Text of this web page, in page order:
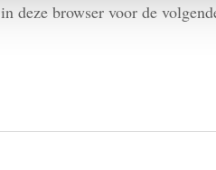
deze browser voor de